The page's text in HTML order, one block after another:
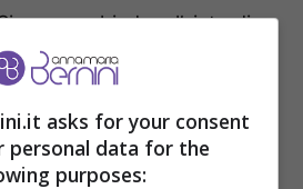
a chiedere l’aiuto di
asks for your consent
personal data for the
purposes: